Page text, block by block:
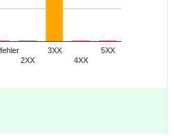
2XX
3XX
4XX
5XX